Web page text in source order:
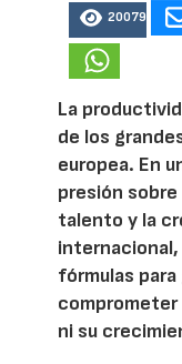
20079
La
de los
europea. En
presión
talento y la
internacional,
fórmulas
comprometer
ni su